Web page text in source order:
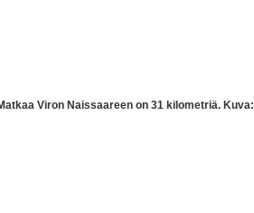
Viron Naissaareen on 31 kilometriä. Kuva: